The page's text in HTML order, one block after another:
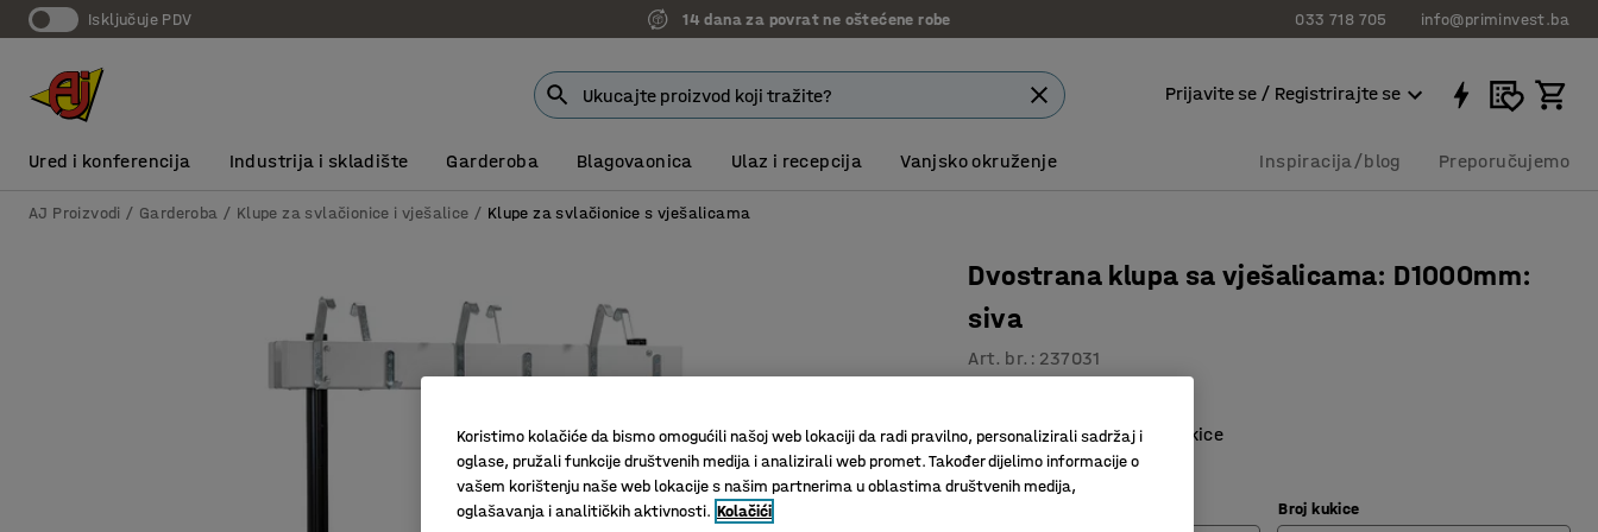
Isključuje PDV 14 dana za povrat ne oštećene robe 033 718 705 info@priminvest.ba
Prijavite se / Registrirajte se
Ured i konferencija Industrija i skladište Garderoba Blagovaonica Ulaz i recepcija Vanjsko okruženje Inspiracija/blog Preporučujemo
AJ Proizvodi Garderoba Klupe za svlačionice i vješalice Klupe za svlačionice s vješalicama
Dvostrana klupa sa vješalicama: D1000mm:
siva
Art. br. : 237031
Elektrogalvanizirane kukice
Čvrsta i izdržljiva
Broj kukice
Koristimo kolačiće da bismo omogućili našoj web lokaciji da radi pravilno, personalizirali sadržaj i
oglase, pružali funkcije društvenih medija i analizirali web promet. Također dijelimo informacije o
vašem korištenju naše web lokacije s našim partnerima u oblastima društvenih medija,
oglašavanja i analitičkih aktivnosti. Kolačići